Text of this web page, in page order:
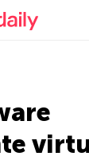
ufficiale di